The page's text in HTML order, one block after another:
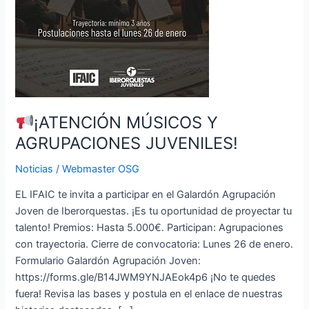
¡ATENCIÓN MÚSICOS Y
AGRUPACIONES JUVENILES!
Noticias /Webmaster OSG
EL IFAIC te invita a participar en el Galardón Agrupación
Joven de Iberorquestas. ¡Es tu oportunidad de proyectar tu
talento! Premios: Hasta 5.000€. Participan: Agrupaciones
con trayectoria. Cierre de convocatoria: Lunes 26 de enero.
Formulario Galardón Agrupación Joven:
https://forms.gle/B14JWM9YNJAEok4p6 ¡No te quedes
fuera! Revisa las bases y postula en el enlace de nuestras